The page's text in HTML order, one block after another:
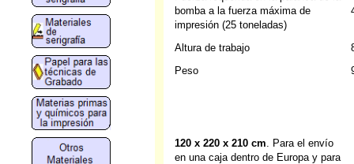
bomba a la fuerza máxima de
impresión (25 toneladas)
Altura de trabajo
Peso
120 x 220 x 210 cm. Para el envío
en una caja dentro de Europa y para